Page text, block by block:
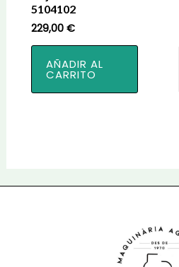
5104102
229,00 €
AÑADIR AL
CARRITO